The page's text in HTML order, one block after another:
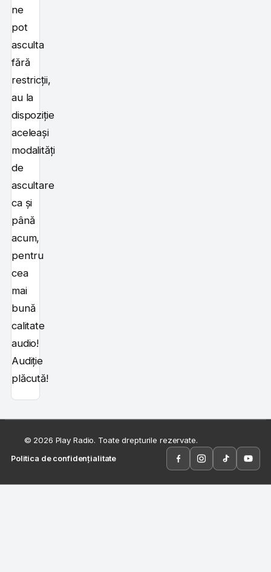
ne
pot
asculta
fără
restricții,
au la
dispoziție
aceleași
modalități
de
ascultare
ca și
până
acum,
pentru
cea
mai
bună
calitate
audio!
Audiție
plăcută!
© 2026 Play Radio. Toate drepturile rezervate.
Politica de confidențialitate